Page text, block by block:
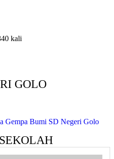
kali
GOLO
Gempa Bumi SD Negeri Golo